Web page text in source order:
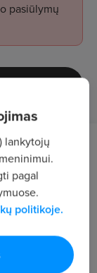
pasiūlymų
bei
+370 667
lankytojų
pagal
politikoje.